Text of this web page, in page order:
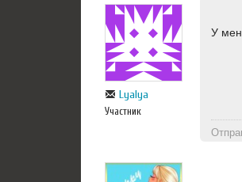
Lyalya
Участник
У